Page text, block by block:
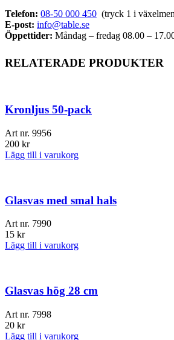
Telefon: 08-50 000 450 (tryck 1 i
E-post: info@table.se
Öppettider: Måndag – fredag 08.00 –
RELATERADE PRODUKTER
Kronljus 50-pack
Art nr. 9956
200 kr
Lägg till i varukorg
Glasvas med smal hals
Art nr. 7990
15 kr
Lägg till i varukorg
Glasvas hög 28 cm
Art nr. 7998
20 kr
Lägg till i varukorg